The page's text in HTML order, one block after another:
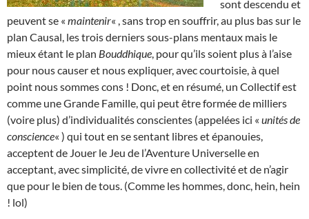
sont descendu et
peuvent se « maintenir« , sans trop en souffrir, au plus bas sur le
plan Causal, les trois derniers sous-plans mentaux mais le
mieux étant le plan Bouddhique , pour qu’ils soient plus à l’aise
pour nous causer et nous expliquer, avec courtoisie, à quel
point nous sommes cons ! Donc, et en résumé, un Collectif est
comme une Grande Famille, qui peut être formée de milliers
(voire plus) d’individualités conscientes (appelées ici « unités de
conscience« ) qui tout en se sentant libres et épanouies,
acceptent de Jouer le Jeu de l’Aventure Universelle en
acceptant, avec simplicité, de vivre en collectivité et de n’agir
que pour le bien de tous. (Comme les hommes, donc, hein, hein
! lol)